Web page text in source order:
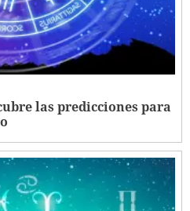
las predicciones para